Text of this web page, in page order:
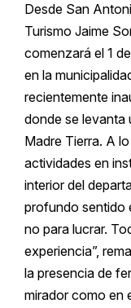
Desde San
Turismo Jaime
comenzará el 1
en la
recientemente
donde se levanta
Madre Tierra. A
actividades en
interior del
profundo sentido
no para lucrar.
experiencia”,
la presencia de
mirador como en